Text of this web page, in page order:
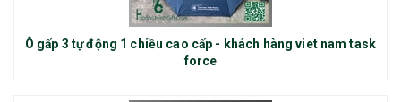
Ô gấp 3 tự động 1 chiều cao cấp - khách hàng viet nam task
force